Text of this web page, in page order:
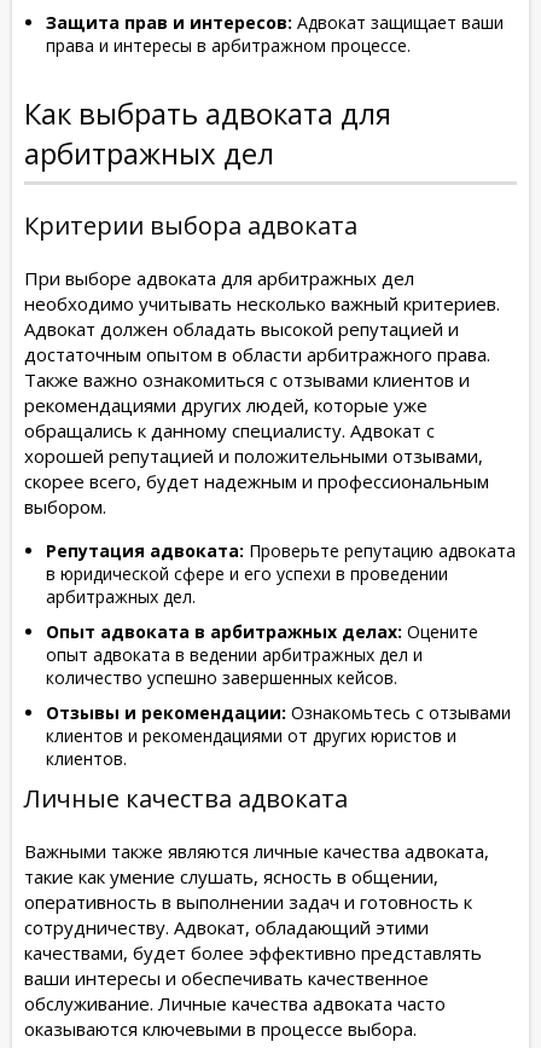
Защита прав и интересов: Адвокат защищает ваши
права и интересы в арбитражном процессе.
Как выбрать адвоката для
арбитражных дел
Критерии выбора адвоката
При выборе адвоката для арбитражных дел
необходимо учитывать несколько важный критериев.
Адвокат должен обладать высокой репутацией и
достаточным опытом в области арбитражного права.
Также важно ознакомиться с отзывами клиентов и
рекомендациями других людей, которые уже
обращались к данному специалисту. Адвокат с
хорошей репутацией и положительными отзывами,
скорее всего, будет надежным и профессиональным
выбором.
Репутация адвоката: Проверьте репутацию адвоката
в юридической сфере и его успехи в проведении
арбитражных дел.
Опыт адвоката в арбитражных делах: Оцените
опыт адвоката в ведении арбитражных дел и
количество успешно завершенных кейсов.
Отзывы и рекомендации: Ознакомьтесь с отзывами
клиентов и рекомендациями от других юристов и
клиентов.
Личные качества адвоката
Важными также являются личные качества адвоката,
такие как умение слушать, ясность в общении,
оперативность в выполнении задач и готовность к
сотрудничеству. Адвокат, обладающий этими
качествами, будет более эффективно представлять
ваши интересы и обеспечивать качественное
обслуживание. Личные качества адвоката часто
оказываются ключевыми в процессе выбора.